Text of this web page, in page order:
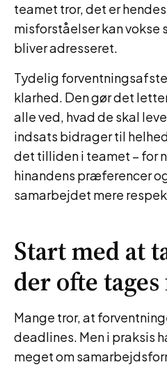
teamet tror, det er hendes
misforståelser kan vokse
bliver adresseret.
Tydelig
klarhed. Den gør det
alle ved, hvad de skal
indsats bidrager til
det tilliden i teamet – for
hinandens præferencer
samarbejdet mere
Start med at
der ofte
Mange tror, at
deadlines. Men i praksis
meget om